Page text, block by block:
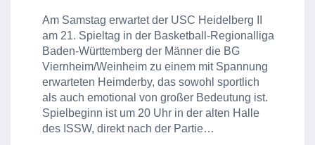
Am Samstag erwartet der USC Heidelberg II
am 21. Spieltag in der Basketball-Regionalliga
Baden-Württemberg der Männer die BG
Viernheim/Weinheim zu einem mit Spannung
erwarteten Heimderby, das sowohl sportlich
als auch emotional von großer Bedeutung ist.
Spielbeginn ist um 20 Uhr in der alten Halle
des ISSW, direkt nach der Partie…